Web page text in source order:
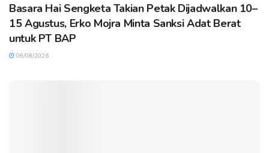
Basara Hai Sengketa Takian Petak Dijadwalkan 10–
15 Agustus, Erko Mojra Minta Sanksi Adat Berat
untuk PT BAP
08/08/2026